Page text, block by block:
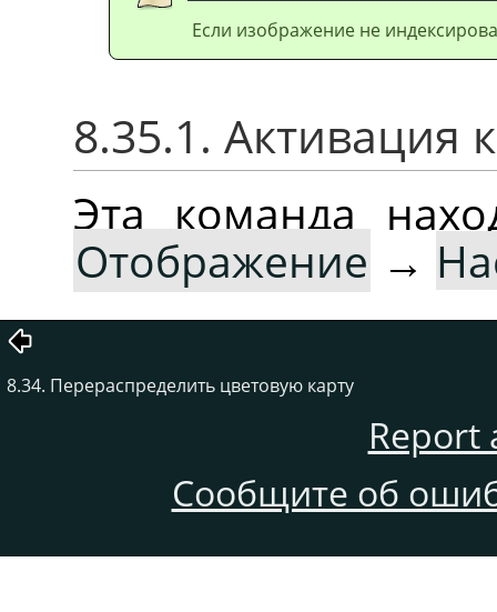
Если изображение не
8.35.1. Активация
Эта команда
Отображение →
8.34. Перераспределить цветовую карту
Report
Сообщите об